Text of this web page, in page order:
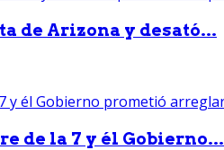
de Arizona y desató...
de la 7 y él Gobierno...